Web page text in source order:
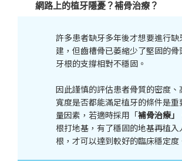
網路上的植牙隱憂？補骨治療？
許多患者缺牙多年後才想要進行缺
建，但齒槽骨已萎縮少了堅固的骨
牙根的支撐相對不穩固。
因此謹慎的評估患者骨質的密度、
寬度是否都能滿足植牙的條件是重
量因素，若適時採用「補骨治療」
根打地基，有了穩固的地基再植入
根，才可以達到較好的臨床穩定度